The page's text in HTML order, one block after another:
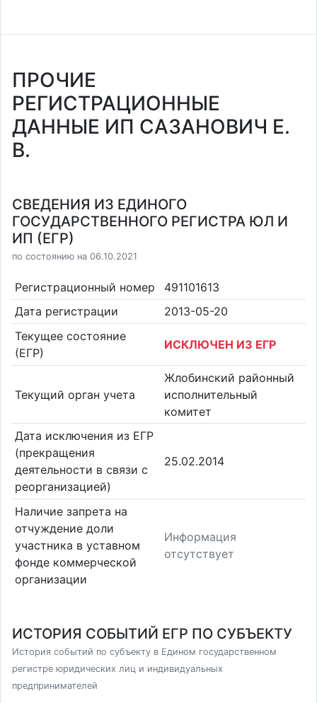
ПРОЧИЕ
РЕГИСТРАЦИОННЫЕ
ДАННЫЕ ИП САЗАНОВИЧ Е.
В.
СВЕДЕНИЯ ИЗ ЕДИНОГО
ГОСУДАРСТВЕННОГО РЕГИСТРА ЮЛ И
ИП (ЕГР)
по состоянию на 06.10.2021
Регистрационный номер
491101613
Дата регистрации
2013-05-20
Текущее состояние
(ЕГР)
ИСКЛЮЧЕН ИЗ ЕГР
Текущий орган учета
Жлобинский районный
исполнительный
комитет
Дата исключения из ЕГР
(прекращения
деятельности в связи с
реорганизацией)
25.02.2014
Наличие запрета на
отчуждение доли
участника в уставном
фонде коммерческой
организации
Информация
отсутствует
ИСТОРИЯ СОБЫТИЙ ЕГР ПО СУБЪЕКТУ
История событий по субъекту в Едином государственном
регистре юридических лиц и индивидуальных
предпринимателей